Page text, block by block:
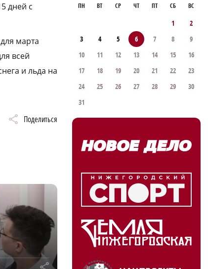
дней с
марта
всей
и льда на
Поделиться
r
ПН ВТ СР ЧТ ПТ СБ ВС
1
2
3
4 5 6 7 8
9
10
11 12 13 14 15
16
17
18 19 20 21 22
23
24
25 26 27 28 29
30
31